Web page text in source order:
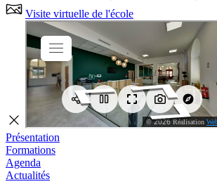
Visite virtuelle de l'école
Présentation
Formations
Agenda
Actualités